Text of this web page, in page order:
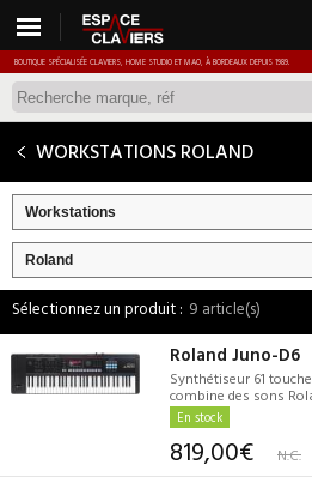
BOUTIQUE SPÉCIALISÉE CLAVIERS, HOME STUDIO ET MAO, À BORDEAUX DEPUIS 1989.
WORKSTATIONS ROLAND
Workstations
Roland
9 article(s)
Roland Juno-D6
Synthétiseur 61
combine des sons
En stock
819,00€ N.C.